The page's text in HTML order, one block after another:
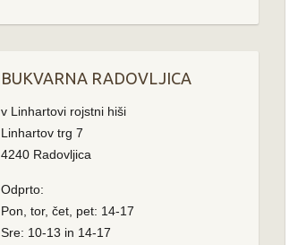
BUKVARNA RADOVLJICA
v Linhartovi rojstni hiši
Linhartov trg 7
4240 Radovljica
Odprto:
Pon, tor, čet, pet: 14-17
Sre: 10-13 in 14-17